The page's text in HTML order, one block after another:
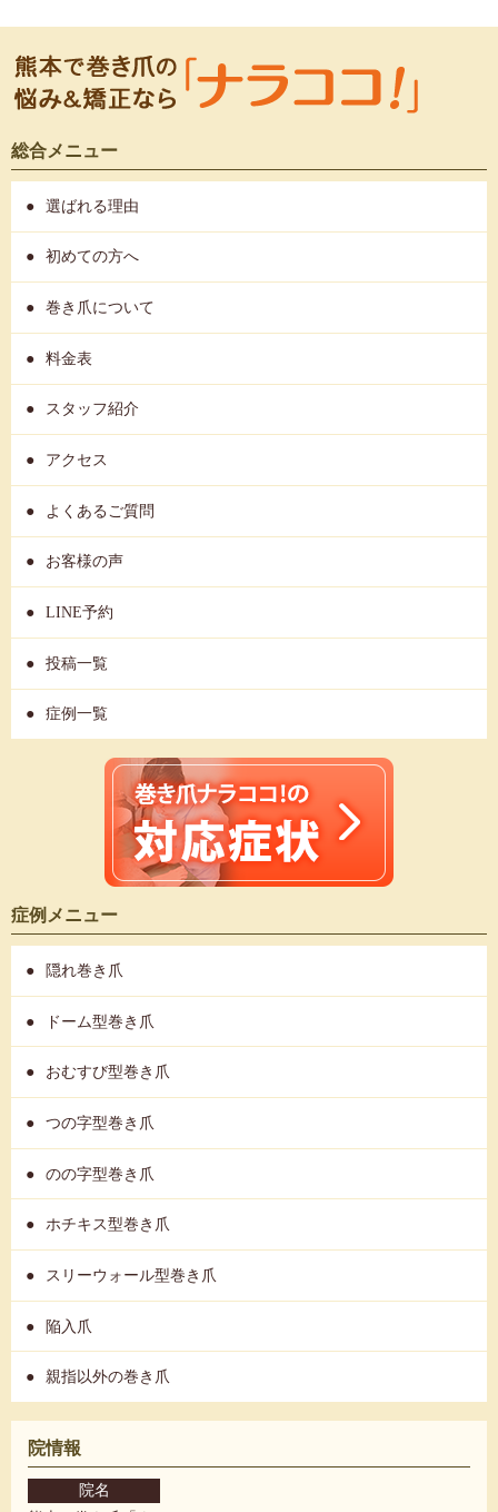
総合メニュー
選ばれる理由
初めての方へ
巻き爪について
料金表
スタッフ紹介
アクセス
よくあるご質問
お客様の声
LINE予約
投稿一覧
症例一覧
症例メニュー
隠れ巻き爪
ドーム型巻き爪
おむすび型巻き爪
つの字型巻き爪
のの字型巻き爪
ホチキス型巻き爪
スリーウォール型巻き爪
陥入爪
親指以外の巻き爪
院情報
院名